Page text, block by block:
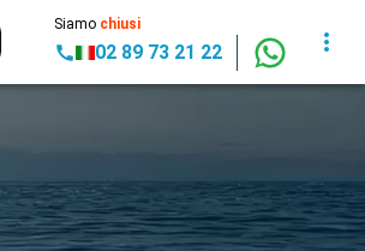
Siamo chiusi
02 89 73 21 22